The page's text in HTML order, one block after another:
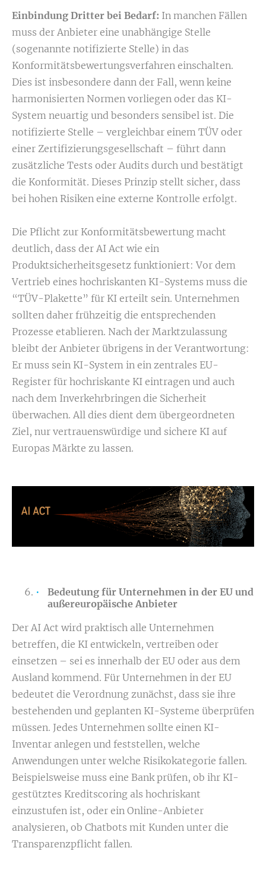
Einbindung Dritter bei Bedarf: In manchen Fällen
muss der Anbieter eine unabhängige Stelle
(sogenannte notifizierte Stelle) in das
Konformitätsbewertungsverfahren einschalten.
Dies ist insbesondere dann der Fall, wenn keine
harmonisierten Normen vorliegen oder das KI-
System neuartig und besonders sensibel ist. Die
notifizierte Stelle – vergleichbar einem TÜV oder
einer Zertifizierungsgesellschaft – führt dann
zusätzliche Tests oder Audits durch und bestätigt
die Konformität. Dieses Prinzip stellt sicher, dass
bei hohen Risiken eine externe Kontrolle erfolgt.
Die Pflicht zur Konformitätsbewertung macht
deutlich, dass der AI Act wie ein
Produktsicherheitsgesetz funktioniert: Vor dem
Vertrieb eines hochriskanten KI-Systems muss die
“TÜV-Plakette” für KI erteilt sein. Unternehmen
sollten daher frühzeitig die entsprechenden
Prozesse etablieren. Nach der Marktzulassung
bleibt der Anbieter übrigens in der Verantwortung:
Er muss sein KI-System in ein zentrales EU-
Register für hochriskante KI eintragen und auch
nach dem Inverkehrbringen die Sicherheit
überwachen. All dies dient dem übergeordneten
Ziel, nur vertrauenswürdige und sichere KI auf
Europas Märkte zu lassen.
Bedeutung für Unternehmen in der EU und
außereuropäische Anbieter
Der AI Act wird praktisch alle Unternehmen
betreffen, die KI entwickeln, vertreiben oder
einsetzen – sei es innerhalb der EU oder aus dem
Ausland kommend. Für Unternehmen in der EU
bedeutet die Verordnung zunächst, dass sie ihre
bestehenden und geplanten KI-Systeme überprüfen
müssen. Jedes Unternehmen sollte einen KI-
Inventar anlegen und feststellen, welche
Anwendungen unter welche Risikokategorie fallen.
Beispielsweise muss eine Bank prüfen, ob ihr KI-
gestütztes Kreditscoring als hochriskant
einzustufen ist, oder ein Online-Anbieter
analysieren, ob Chatbots mit Kunden unter die
Transparenzpflicht fallen.